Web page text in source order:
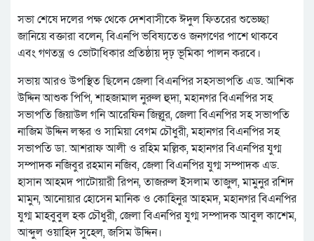
সভা শেষে দলের পক্ষ থেকে দেশবাসীকে ঈদুল ফিতরের শুভেচ্ছা
জানিয়ে বক্তারা বলেন, বিএনপি ভবিষ্যতেও জনগণের পাশে থাকবে
এবং গণতন্ত্র ও ভোটাধিকার প্রতিষ্ঠায় দৃঢ় ভূমিকা পালন করবে।
সভায় আরও উপস্থিত ছিলেন জেলা বিএনপির সহসভাপতি এড. আশিক
উদ্দিন আশুক পিপি, শাহজামাল নুরুল হুদা, মহানগর বিএনপির সহ
সভাপতি জিয়াউল গনি আরেফিন জিল্লুর, জেলা বিএনপির সহ সভাপতি
নাজিম উদ্দিন লস্কর ও সামিয়া বেগম চৌধুরী, মহানগর বিএনপির সহ
সভাপতি ডা. আশরাফ আলী ও রহিম মল্লিক, মহানগর বিএনপির যুগ্ম
সম্পাদক নজিবুর রহমান নজিব, জেলা বিএনপির যুগ্ম সম্পাদক এড.
হাসান আহমদ পাটোয়ারী রিপন, তাজরুল ইসলাম তাজুল, মামুনুর রশিদ
মামুন, আনোয়ার হোসেন মানিক ও কোহিনুর আহমদ, মহানগর বিএনপির
যুগ্ম মাহবুবুল হক চৌধুরী, জেলা বিএনপির যুগ্ম সম্পাদক আবুল কাশেম,
আব্দুল ওয়াহিদ সুহেল, জসিম উদ্দিন।